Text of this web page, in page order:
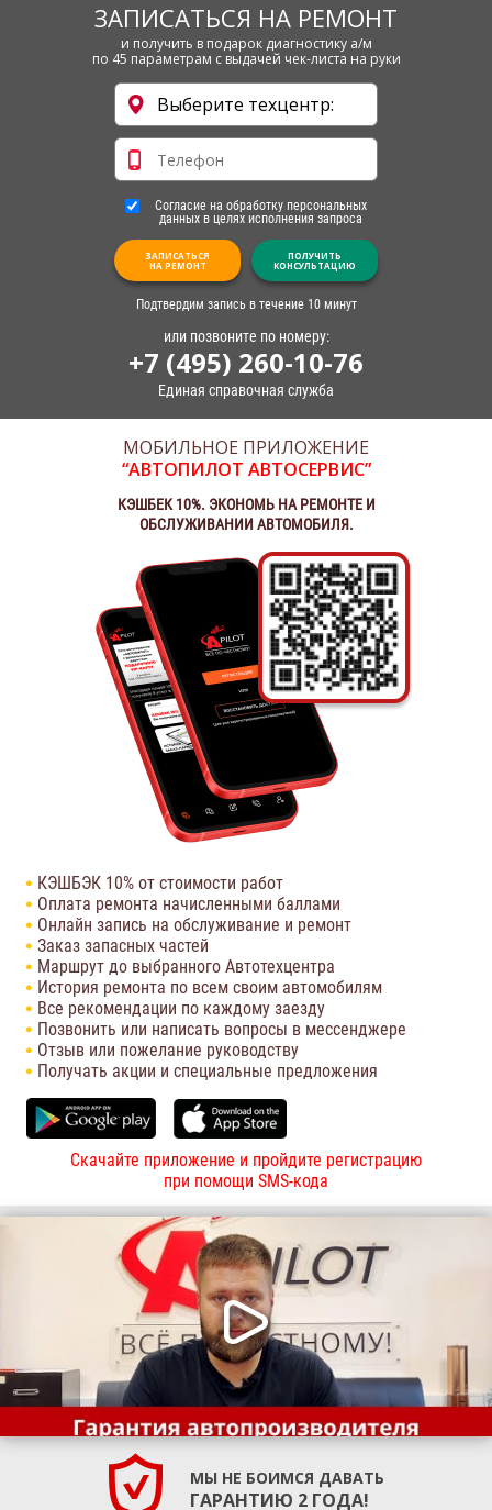
ЗАПИСАТЬСЯ НА РЕМОНТ
и получить в подарок диагностику а/м
по 45 параметрам с выдачей чек-листа на руки
Согласие на обработку персональных
данных в целях исполнения запроса
ЗАПИСАТЬСЯ
НА РЕМОНТ
ПОЛУЧИТЬ
КОНСУЛЬТАЦИЮ
Подтвердим запись в течение 10 минут
или позвоните по номеру:
+7 (495) 260-10-76
Единая справочная служба
МОБИЛЬНОЕ ПРИЛОЖЕНИЕ
“АВТОПИЛОТ АВТОСЕРВИС”
КЭШБЕК 10%. ЭКОНОМЬ НА РЕМОНТЕ И
ОБСЛУЖИВАНИИ АВТОМОБИЛЯ.
КЭШБЭК 10% от стоимости работ
Оплата ремонта начисленными баллами
Онлайн запись на обслуживание и ремонт
Заказ запасных частей
Маршрут до выбранного Автотехцентра
История ремонта по всем своим автомобилям
Все рекомендации по каждому заезду
Позвонить или написать вопросы в мессенджере
Отзыв или пожелание руководству
Получать акции и специальные предложения
Скачайте приложение и пройдите регистрацию
при помощи SMS-кода
МЫ НЕ БОИМСЯ ДАВАТЬ
ГАРАНТИЮ 2 ГОДА!